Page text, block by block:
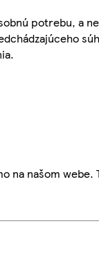
potrebu, a
na našom webe.